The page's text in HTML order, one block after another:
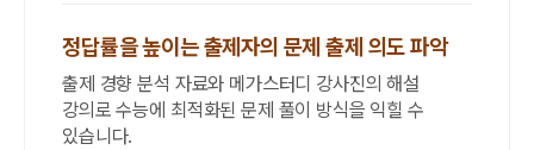
정답률을 높이는 출제자의 문제 출제 의도 파악
출제 경향 분석 자료와 메가스터디 강사진의 해설
강의로 수능에 최적화된 문제 풀이 방식을 익힐 수
있습니다.